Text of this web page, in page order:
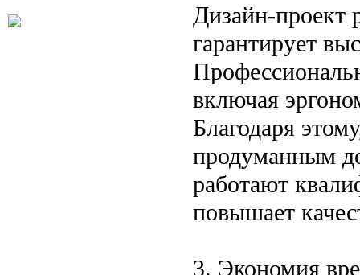
Дизайн-проект
гарантирует
включая
Благодаря
продуманным
работают
повышает
3. Экономия